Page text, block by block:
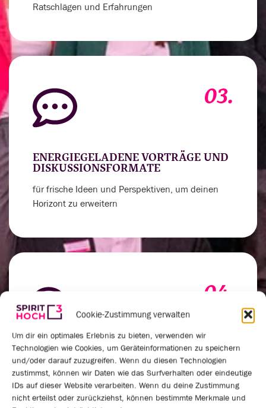
Cookie-Zustimmung verwalten
Um dir ein optimales Erlebnis zu bieten, verwenden wir
Technologien wie Cookies, um Geräteinformationen zu speichern
und/oder darauf zuzugreifen. Wenn du diesen Technologien
zustimmst, können wir Daten wie das Surfverhalten oder eindeutige
IDs auf dieser Website verarbeiten. Wenn du deine Zustimmung
nicht erteilst oder zurückziehst, können bestimmte Merkmale und
Ratschlägen und Erfahrungen
03.
ENERGIEGELADENE VORTRÄGE UND
DISKUSSIONSFORMATE
für frische Ideen und Perspektiven, um deinen
Horizont zu erweitern
04.
VERNETZUNGSRUNDEN UND
PRAXISAUSTAUSCH
um deinen Spirit für außergewöhnliche
Leistungen anzukurbeln